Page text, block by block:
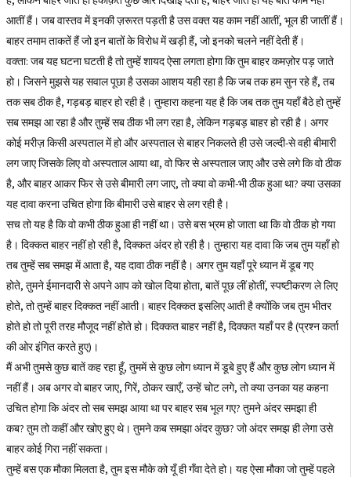
आतीं हैं। जब वास्तव में इनकी ज़रूरत पड़ती है उस वक्त यह काम नहीं आतीं, भूल ही जातीं हैं।
बाहर तमाम ताकतें हैं जो इन बातों के विरोध में खड़ी हैं, जो इनको चलने नहीं देती हैं।
वक्ता: जब यह घटना घटती है तो तुम्हें शायद ऐसा लगता होगा कि तुम बाहर कमज़ोर पड़ जाते
हो। जिसने मुझसे यह सवाल पूछा है उसका आशय यही रहा है कि जब तक हम सुन रहे हैं, तब
तक सब ठीक है, गड़बड़ बाहर हो रही है। तुम्हारा कहना यह है कि जब तक तुम यहाँ बैठे हो तुम्हें
सब समझ आ रहा है और तुम्हें सब ठीक भी लग रहा है, लेकिन गड़बड़ बाहर हो रही है। अगर
कोई मरीज़ किसी अस्पताल में हो और अस्पताल से बाहर निकलते ही उसे जल्दी-से वही बीमारी
लग जाए जिसके लिए वो अस्पताल आया था, वो फिर से अस्पताल जाए और उसे लगे कि वो ठीक
है, और बाहर आकर फिर से उसे बीमारी लग जाए, तो क्या वो कभी-भी ठीक हुआ था? क्या उसका
यह दावा करना उचित होगा कि बीमारी उसे बाहर से लग रही है।
सच तो यह है कि वो कभी ठीक हुआ ही नहीं था। उसे बस भ्रम हो जाता था कि वो ठीक हो गया
है। दिक्कत बाहर नहीं हो रही है, दिक्कत अंदर हो रही है। तुम्हारा यह दावा कि जब तुम यहाँ हो
तब तुम्हें सब समझ में आता है, यह दावा ठीक नहीं है। अगर तुम यहाँ पूरे ध्यान में डूब गए
होते, तुमने ईमानदारी से अपने आप को खोल दिया होता, बातें पूछ लीं होतीं, स्पष्टीकरण ले लिए
होते, तो तुम्हें बाहर दिक्कत नहीं आती। बाहर दिक्कत इसलिए आती है क्योंकि जब तुम भीतर
होते हो तो पूरी तरह मौजूद नहीं होते हो। दिक्कत बाहर नहीं है, दिक्कत यहाँ पर है (प्रश्न कर्ता
की ओर इंगित करते हुए)।
मैं अभी तुमसे कुछ बातें कह रहा हूँ, तुममें से कुछ लोग ध्यान में डूबे हुए हैं और कुछ लोग ध्यान में
नहीं हैं। अब अगर वो बाहर जाए, गिरें, ठोकर खाएँ, उन्हें चोट लगे, तो क्या उनका यह कहना
उचित होगा कि अंदर तो सब समझ आया था पर बाहर सब भूल गए? तुमने अंदर समझा ही
कब? तुम तो कहीं और खोए हुए थे। तुमने कब समझा अंदर कुछ? जो अंदर समझ ही लेगा उसे
बाहर कोई गिरा नहीं सकता।
तुम्हें बस एक मौका मिलता है, तुम इस मौके को यूँ ही गँवा देते हो। यह ऐसा मौका जो तुम्हें पहले